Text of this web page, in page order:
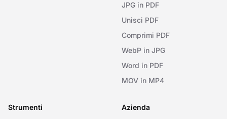
JPG in PDF
Unisci PDF
Comprimi PDF
WebP in JPG
Word in PDF
MOV in MP4
Strumenti Azienda